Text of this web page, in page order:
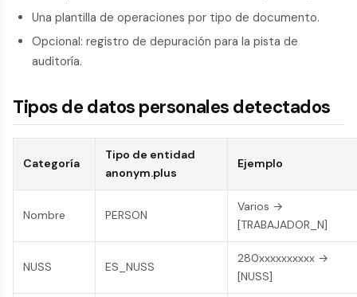
Una plantilla de operaciones por tipo de documento.
Opcional: registro de depuración para la pista de
auditoría.
Tipos de datos personales detectados
Categoría
Tipo de entidad
anonym.plus
Ejemplo
Nombre PERSON
Varios →
[TRABAJADOR_N]
NUSS ES_NUSS
280xxxxxxxxxx →
[NUSS]